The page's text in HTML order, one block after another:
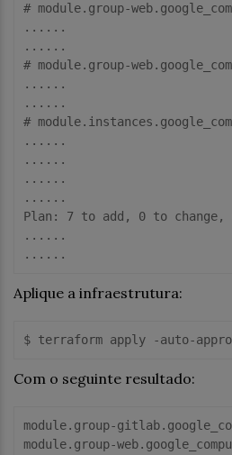
# module.group-
......
......
# module.group-
......
......
#
......
......
......
......
Plan: 7 to add, 0 to change,
......
Aplique a infraestrutura:
Com o seguinte resultado:
module.group-
module.group-